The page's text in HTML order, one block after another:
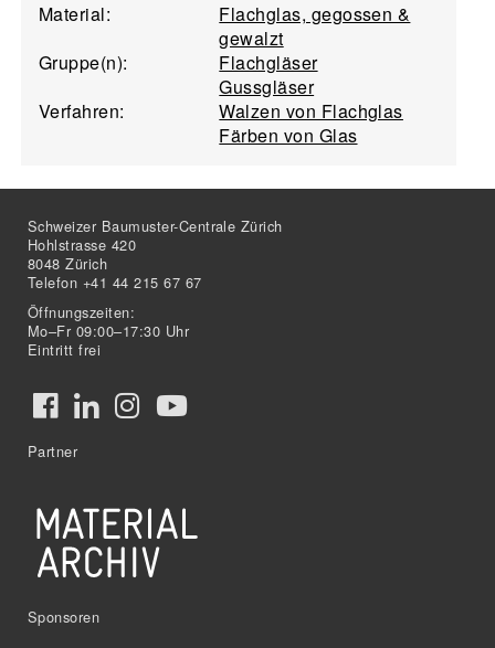
Material:
Flachglas, gegossen &
gewalzt
Gruppe(n):
Flachgläser
Gussgläser
Verfahren:
Walzen von Flachglas
Färben von Glas
Schweizer Baumuster-Centrale Zürich
Hohlstrasse 420
8048 Zürich
Telefon +41 44 215 67 67
Öffnungszeiten:
Mo–Fr 09:00–17:30 Uhr
Eintritt frei
Partner
Sponsoren